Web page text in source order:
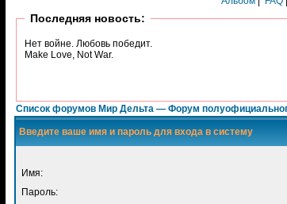
Последняя новость:
Нет войне. Любовь победит.
Make Love, Not War.
Список форумов Мир Дельта — Форум
Введите ваше имя и пароль для входа в систему
Имя:
Пароль: